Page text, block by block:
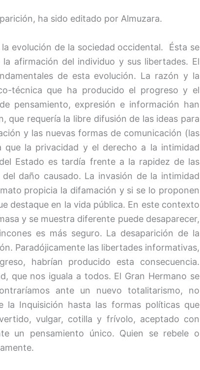
ha sido editado por Almuzara.
evolución de la sociedad occidental. Ésta se
afirmación del individuo y sus libertades. El
de esta evolución. La razón y la
técnica que ha producido el progreso y el
pensamiento, expresión e información han
que requería la libre difusión de las ideas para
y las nuevas formas de comunicación (las
la privacidad y el derecho a la intimidad
Estado es tardía frente a la rapidez de las
daño causado. La invasión de la intimidad
propicia la difamación y si se lo proponen
destaque en la vida pública. En este contexto
y se muestra diferente puede desaparecer,
es más seguro. La desaparición de la
Paradójicamente las libertades informativas,
habrían producido esta consecuencia.
que nos iguala a todos. El Gran Hermano se
ante un nuevo totalitarismo, no
la Inquisición hasta las formas políticas que
vulgar, cotilla y frívolo, aceptado con
un pensamiento único. Quien se rebele o